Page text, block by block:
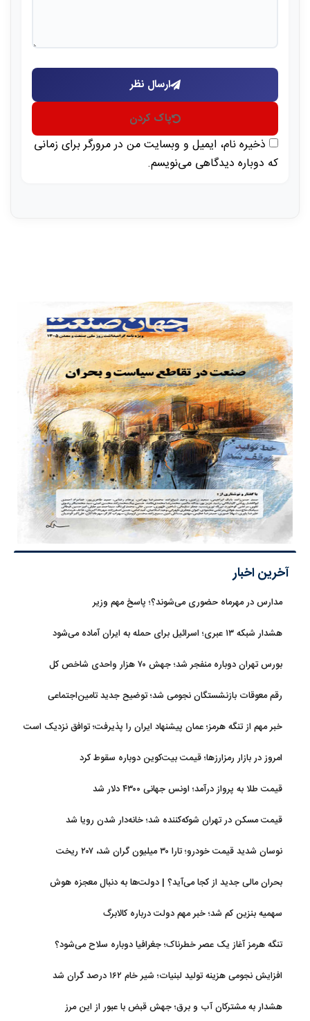
ارسال نظر
پاک کردن
ذخیره نام، ایمیل و وبسایت من در مرورگر برای زمانی
که دوباره دیدگاهی می‌نویسم.
آخرین اخبار
مدارس در مهرماه حضوری می‌شوند؟؛ پاسخ مهم وزیر
هشدار شبکه ۱۳ عبری؛ اسرائیل برای حمله به ایران آماده می‌شود
بورس تهران دوباره منفجر شد؛ جهش ۷۰ هزار واحدی شاخص کل
رقم معوقات بازنشستگان نجومی شد؛ توضیح جدید تامین‌اجتماعی
خبر مهم از تنگه هرمز؛ عمان پیشنهاد ایران را پذیرفت؛ توافق نزدیک است
امروز در بازار رمزارزها؛ قیمت بیت‌کوین دوباره سقوط کرد
قیمت طلا به پرواز درآمد؛ اونس جهانی ۴۳۰۰ دلار شد
قیمت مسکن در تهران شوکه‌کننده شد؛ خانه‌دار شدن رویا شد
نوسان شدید قیمت خودرو؛ تارا ۳۰ میلیون گران شد، ۲۰۷ ریخت
بحران مالی جدید از کجا می‌آید؟ | دولت‌ها به دنبال معجزه هوش
سهمیه بنزین کم شد؛ خبر مهم دولت درباره کالابرگ
تنگه هرمز آغاز یک عصر خطرناک؛ جغرافیا دوباره سلاح می‌شود؟
افزایش نجومی هزینه تولید لبنیات؛ شیر خام ۱۶۲ درصد گران شد
هشدار به مشترکان آب و برق؛ جهش قبض با عبور از این مرز